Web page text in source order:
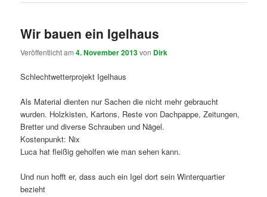
Wir bauen ein Igelhaus
Veröffentlicht am4. November 2013von Dirk
Schlechtwetterprojekt Igelhaus
Als Material dienten nur Sachen die nicht mehr gebraucht
wurden. Holzkisten, Kartons, Reste von Dachpappe, Zeitungen,
Bretter und diverse Schrauben und Nägel.
Kostenpunkt: Nix
Luca hat fleißig geholfen wie man sehen kann.
Und nun hofft er, dass auch ein Igel dort sein Winterquartier
bezieht